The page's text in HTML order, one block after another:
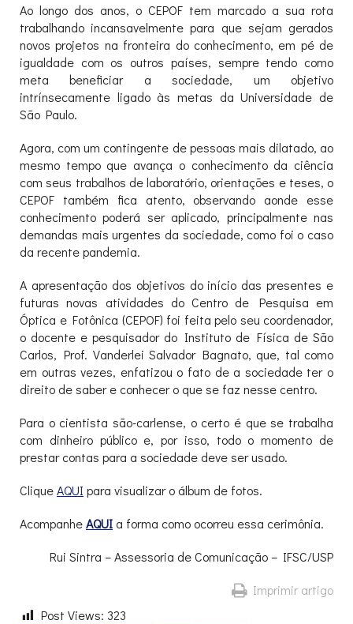
Ao longo dos anos, o CEPOF tem marcado a sua rota
trabalhando incansavelmente para que sejam gerados
novos projetos na fronteira do conhecimento, em pé de
igualdade com os outros países, sempre tendo como
meta beneficiar a sociedade, um objetivo
intrínsecamente ligado às metas da Universidade de
São Paulo.
Agora, com um contingente de pessoas mais dilatado, ao
mesmo tempo que avança o conhecimento da ciência
com seus trabalhos de laboratório, orientações e teses, o
CEPOF também fica atento, observando aonde esse
conhecimento poderá ser aplicado, principalmente nas
demandas mais urgentes da sociedade, como foi o caso
da recente pandemia.
A apresentação dos objetivos do início das presentes e
futuras novas atividades do Centro de Pesquisa em
Óptica e Fotônica (CEPOF) foi feita pelo seu coordenador,
o docente e pesquisador do Instituto de Física de São
Carlos, Prof. Vanderlei Salvador Bagnato, que, tal como
em outras vezes, enfatizou o fato de a sociedade ter o
direito de saber e conhecer o que se faz nesse centro.
Para o cientista são-carlense, o certo é que se trabalha
com dinheiro público e, por isso, todo o momento de
prestar contas para a sociedade deve ser usado.
CliqueAQUI para visualizar o álbum de fotos.
AcompanheAQUI a forma como ocorreu essa cerimônia.
Rui Sintra – Assessoria de Comunicação – IFSC/USP
Imprimir artigo
Post Views: 323